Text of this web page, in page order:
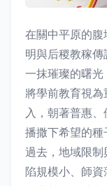
在關中平原的
明與后稷教稼
一抹璀璨的曙
將學前教育視
入，朝著普惠
播撒下希望的
過去，地域限
陷規模小、師